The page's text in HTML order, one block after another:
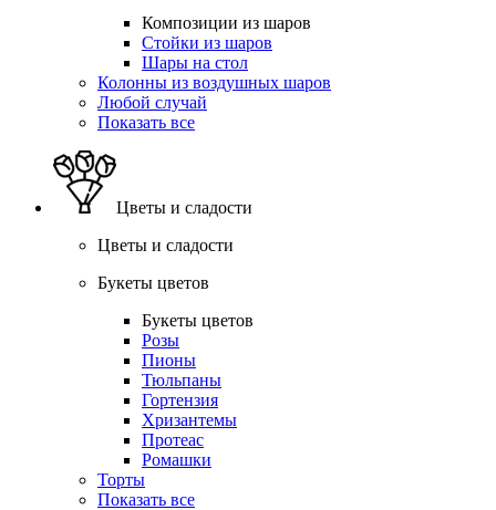
Композиции из шаров
Стойки из шаров
Шары на стол
Колонны из воздушных шаров
Любой случай
Показать все
Цветы и сладости
Цветы и сладости
Букеты цветов
Букеты цветов
Розы
Пионы
Тюльпаны
Гортензия
Хризантемы
Протеас
Ромашки
Торты
Показать все